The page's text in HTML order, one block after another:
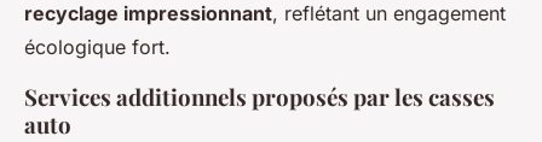
recyclage impressionnant, reflétant un engagement
écologique fort.
Services additionnels proposés par les casses
auto